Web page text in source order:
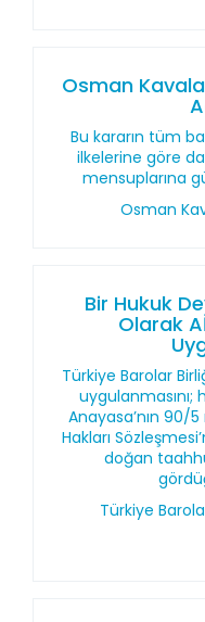
Osman
Bu kararın tüm
ilkelerine göre
mensuplarına
Osman
Bir Hukuk
Olarak
Türkiye Barolar
uygulanmasını;
Anayasa’nın 90/
Hakları
doğan
Türkiye